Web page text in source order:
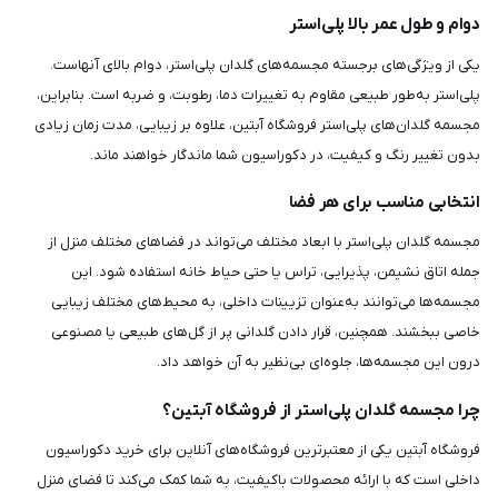
دوام و طول عمر بالا پلی‌استر
یکی از ویژگی‌های برجسته مجسمه‌های گلدان پلی‌استر، دوام بالای آنهاست.
پلی‌استر به‌طور طبیعی مقاوم به تغییرات دما، رطوبت، و ضربه است. بنابراین،
مجسمه گلدان‌های پلی‌استر فروشگاه آبتین، علاوه بر زیبایی، مدت زمان زیادی
بدون تغییر رنگ و کیفیت، در دکوراسیون شما ماندگار خواهند ماند.
انتخابی مناسب برای هر فضا
مجسمه گلدان پلی‌استر با ابعاد مختلف می‌تواند در فضاهای مختلف منزل از
جمله اتاق نشیمن، پذیرایی، تراس یا حتی حیاط خانه استفاده شود. این
مجسمه‌ها می‌توانند به‌عنوان تزیینات داخلی، به محیط‌های مختلف زیبایی
خاصی ببخشند. همچنین، قرار دادن گلدانی پر از گل‌های طبیعی یا مصنوعی
درون این مجسمه‌ها، جلوه‌ای بی‌نظیر به آن خواهد داد.
چرا مجسمه گلدان پلی‌استر از فروشگاه آبتین؟
فروشگاه آبتین یکی از معتبرترین فروشگاه‌های آنلاین برای خرید دکوراسیون
داخلی است که با ارائه محصولات باکیفیت، به شما کمک می‌کند تا فضای منزل